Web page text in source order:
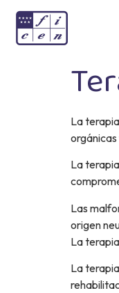
La
La
Las
origen
La
La